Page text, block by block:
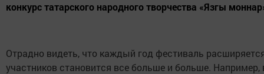
конкурс татарского народного творчества «Язгы
Отрадно видеть, что каждый год фестиваль
участников становится все больше и больше. Например,